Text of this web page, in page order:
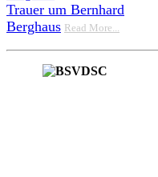
Trauer um Bernhard
Berghaus Read More...